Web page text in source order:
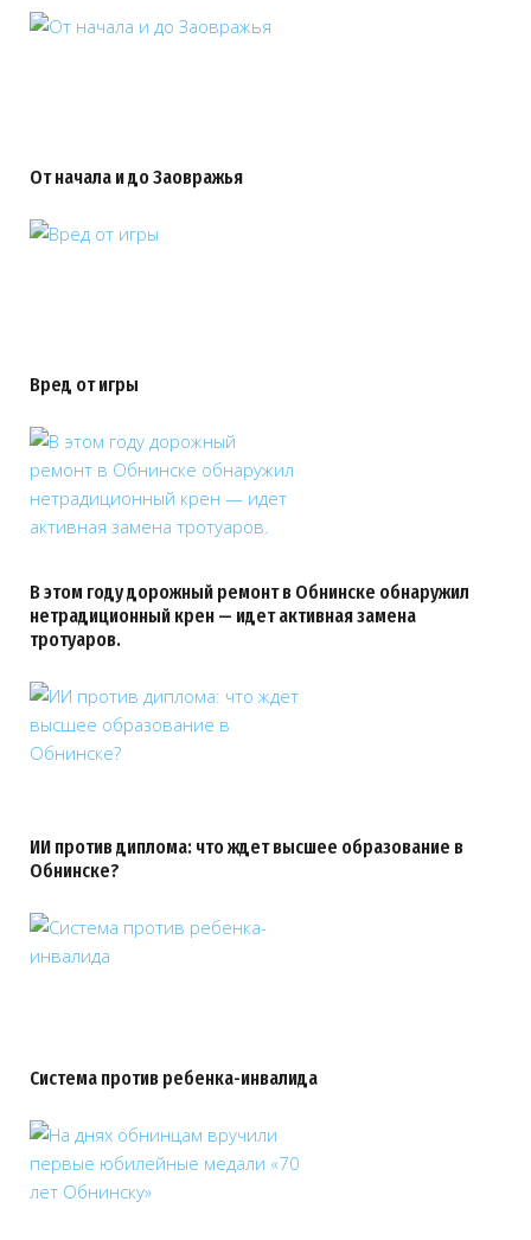
От начала и до Заовражья
Вред от игры
В этом году дорожный ремонт в Обнинске обнаружил
нетрадиционный крен — идет активная замена
тротуаров.
ИИ против диплома: что ждет высшее образование в
Обнинске?
Система против ребенка-инвалида